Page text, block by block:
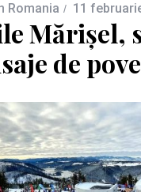
Romania 11
Mărișel,
de